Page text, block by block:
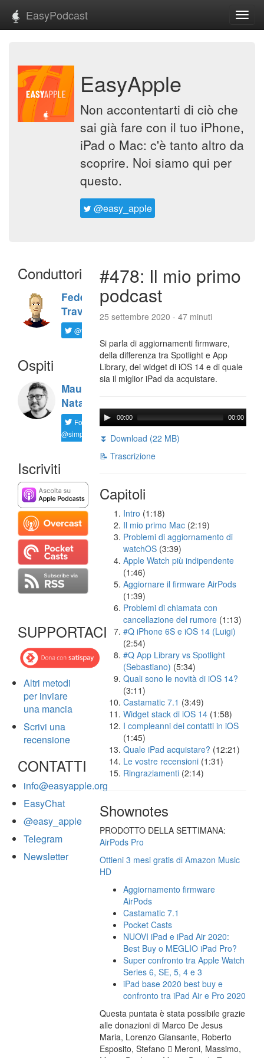
EasyPodcast
EasyApple
Non accontentarti di ciò che
sai già fare con il tuo iPhone,
iPad o Mac: c'è tanto altro da
scoprire. Noi siamo qui per
questo.
@easy_apple
Conduttori
Federico
Travaini
@ftrava
Ospiti
Maurizio
Natali
Follow
@simplemal
Iscriviti
SUPPORTACI
Altri metodi
per inviare
una mancia
Scrivi una
recensione
CONTATTI
info@easyapple.org
EasyChat
@easy_apple
Telegram
Newsletter
#478: Il mio primo
podcast
25 settembre 2020 - 47 minuti
Si parla di aggiornamenti firmware,
della differenza tra Spotlight e App
Library, dei widget di iOS 14 e di quale
sia il miglior iPad da acquistare.
00:00 00:00
⏬ Download (22 MB)
📝 Trascrizione
Capitoli
Intro (1:18)
Il mio primo Mac (2:19)
Problemi di aggiornamento di
watchOS (3:39)
Apple Watch più indipendente
(1:46)
Aggiornare il firmware AirPods
(1:39)
Problemi di chiamata con
cancellazione del rumore (1:13)
#Q iPhone 6S e iOS 14 (Luigi)
(2:54)
#Q App Library vs Spotlight
(Sebastiano) (5:34)
Quali sono le novità di iOS 14?
(3:11)
Castamatic 7.1 (3:49)
Widget stack di iOS 14 (1:58)
I compleanni dei contatti in iOS
(1:45)
Quale iPad acquistare? (12:21)
Le vostre recensioni (1:31)
Ringraziamenti (2:14)
Shownotes
PRODOTTO DELLA SETTIMANA:
AirPods Pro
Ottieni 3 mesi gratis di Amazon Music
HD
Aggiornamento firmware
AirPods
Castamatic 7.1
Pocket Casts
NUOVI iPad e iPad Air 2020:
Best Buy o MEGLIO iPad Pro?
Super confronto tra Apple Watch
Series 6, SE, 5, 4 e 3
iPad base 2020 best buy e
confronto tra iPad Air e Pro 2020
Questa puntata è stata possibile grazie
alle donazioni di Marco De Jesus
Maria, Lorenzo Giansante, Roberto
Esposito, Stefano  Meroni, Massimo,